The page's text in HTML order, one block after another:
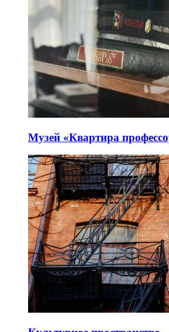
Музей «Квартира